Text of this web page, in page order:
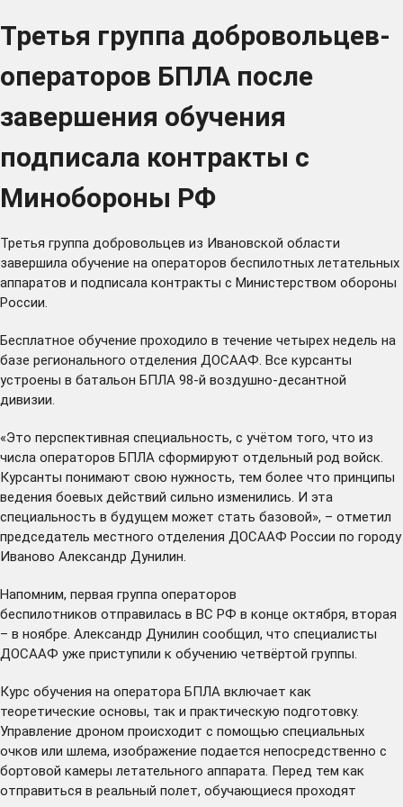
Третья группа добровольцев-
операторов БПЛА после
завершения обучения
подписала контракты с
Минобороны РФ
Третья группа добровольцев из Ивановской области
завершила обучение на операторов беспилотных летательных
аппаратов и подписала контракты с Министерством обороны
России.
Бесплатное обучение проходило в течение четырех недель на
базе регионального отделения ДОСААФ. Все курсанты
устроены в батальон БПЛА 98-й воздушно-десантной
дивизии.
«Это перспективная специальность, с учётом того, что из
числа операторов БПЛА сформируют отдельный род войск.
Курсанты понимают свою нужность, тем более что принципы
ведения боевых действий сильно изменились. И эта
специальность в будущем может стать базовой», – отметил
председатель местного отделения ДОСААФ России по городу
Иваново Александр Дунилин.
Напомним, первая группа операторов
беспилотников отправилась в ВС РФ в конце октября, вторая
– в ноябре. Александр Дунилин сообщил, что специалисты
ДОСААФ уже приступили к обучению четвёртой группы.
Курс обучения на оператора БПЛА включает как
теоретические основы, так и практическую подготовку.
Управление дроном происходит с помощью специальных
очков или шлема, изображение подается непосредственно с
бортовой камеры летательного аппарата. Перед тем как
отправиться в реальный полет, обучающиеся проходят